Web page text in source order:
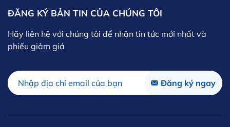
ĐĂNG KÝ BẢN TIN CỦA CHÚNG TÔI
Hãy liên hệ với chúng tôi để nhận tin tức mới nhất và
phiếu giảm giá